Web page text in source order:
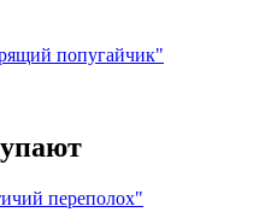
попугайчик"